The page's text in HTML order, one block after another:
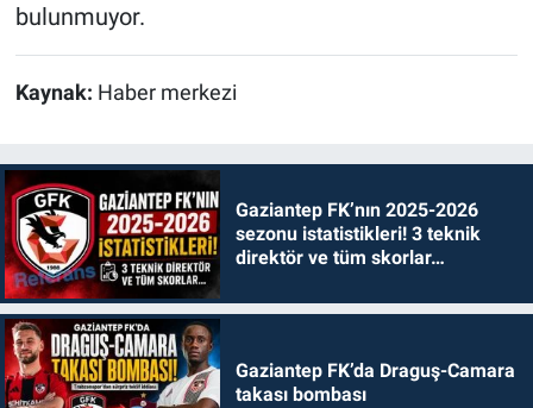
bulunmuyor.
Kaynak: Haber merkezi
Gaziantep FK’nın 2025-2026
sezonu istatistikleri! 3 teknik
direktör ve tüm skorlar…
Gaziantep FK’da Draguş-Camara
takası bombası